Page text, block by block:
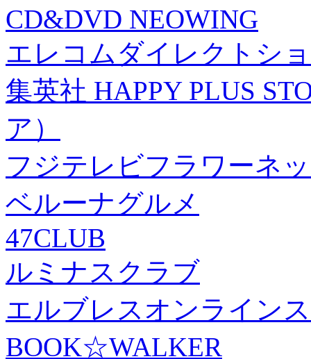
CD&DVD NEOWING
エレコムダイレクトシ
集英社 HAPPY PLUS
ア）
フジテレビフラワーネ
ベルーナグルメ
47CLUB
ルミナスクラブ
エルブレスオンライン
BOOK☆WALKER